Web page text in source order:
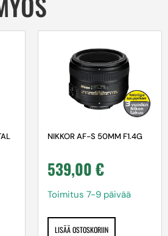
NIKKOR AF-S 50MM F1.4G
539,00€
Toimitus 7-9 päivää
LISÄÄ OSTOSKORIIN